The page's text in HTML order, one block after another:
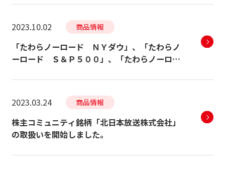
決算型）」の取扱いを開始しました。
2023.10.02
商品情報
「たわらノーロード ＮＹダウ」、「たわらノ
ーロード Ｓ＆Ｐ５００」、「たわらノーロー
ンス（堅実型）／（標準型）／（積極型）」の
取扱いを開始しました。
2023.03.24 商品情報
株主コミュニティ銘柄「北日本放送株式会社」
の取扱いを開始しました。